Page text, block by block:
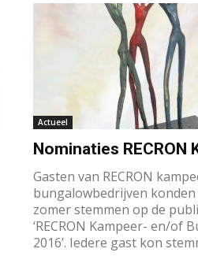
Actueel
Nominaties RECRON
Gasten van RECRON
bungalowbedrijven
zomer stemmen op de
‘RECRON Kampeer- en/of
2016’. Iedere gast kon